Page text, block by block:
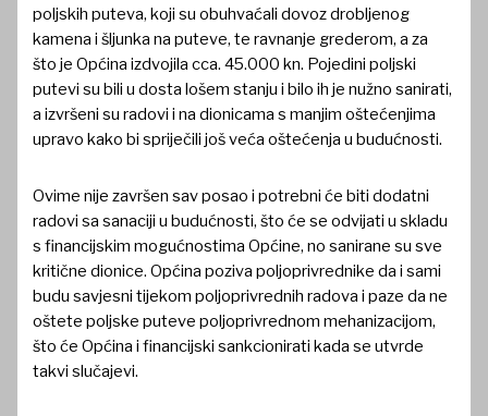
poljskih puteva, koji su obuhvaćali dovoz drobljenog
kamena i šljunka na puteve, te ravnanje grederom, a za
što je Općina izdvojila cca. 45.000 kn. Pojedini poljski
putevi su bili u dosta lošem stanju i bilo ih je nužno sanirati,
a izvršeni su radovi i na dionicama s manjim oštećenjima
upravo kako bi spriječili još veća oštećenja u budućnosti.
Ovime nije završen sav posao i potrebni će biti dodatni
radovi sa sanaciji u budućnosti, što će se odvijati u skladu
s financijskim mogućnostima Općine, no sanirane su sve
kritične dionice. Općina poziva poljoprivrednike da i sami
budu savjesni tijekom poljoprivrednih radova i paze da ne
oštete poljske puteve poljoprivrednom mehanizacijom,
što će Općina i financijski sankcionirati kada se utvrde
takvi slučajevi.